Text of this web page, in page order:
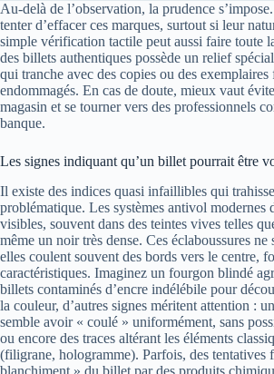
Au-delà de l’observation, la prudence
tenter d’effacer ces marques, surtout si leur
simple vérification tactile peut aussi faire toute
des billets authentiques possède un relief
qui tranche avec des copies ou des exemplaires
endommagés. En cas de doute, mieux vaut
magasin et se tourner vers des professionnels
banque.
Les signes indiquant qu’un billet pourrait être
Il existe des indices quasi infaillibles qui
problématique. Les systèmes antivol modernes
visibles, souvent dans des teintes vives telles
même un noir très dense. Ces éclaboussures ne
elles coulent souvent des bords vers le centre,
caractéristiques. Imaginez un fourgon blindé
billets contaminés d’encre indélébile pour
la couleur, d’autres signes méritent attention :
semble avoir « coulé » uniformément, sans
ou encore des traces altérant les éléments
(filigrane, hologramme). Parfois, des tentatives